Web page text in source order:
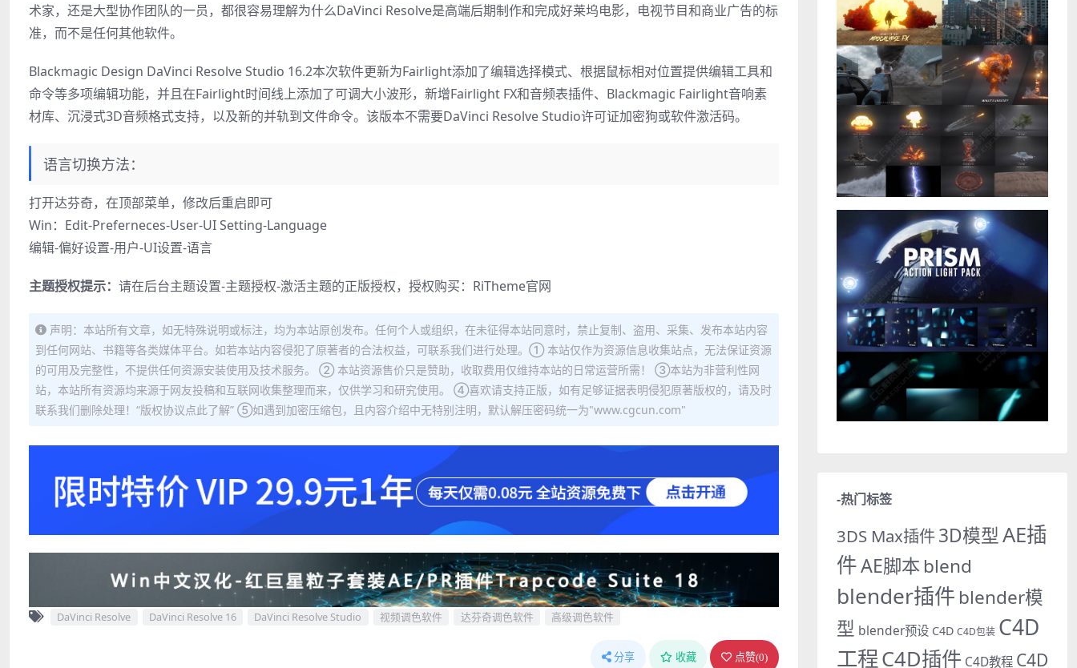
术家，还是大型协作团队的一员，都很容易理解为什么DaVinci Resolve是高端后期制作和完成好莱坞电影，电视节目和商业广告的标
准，而不是任何其他软件。
Blackmagic Design DaVinci Resolve Studio 16.2本次软件更新为Fairlight添加了编辑选择模式、根据鼠标相对位置提供编辑工具和
命令等多项编辑功能，并且在Fairlight时间线上添加了可调大小波形，新增Fairlight FX和音频表插件、Blackmagic Fairlight音响素
材库、沉浸式3D音频格式支持，以及新的并轨到文件命令。该版本不需要DaVinci Resolve Studio许可证加密狗或软件激活码。
语言切换方法：
打开达芬奇，在顶部菜单，修改后重启即可
Win：Edit-Preferneces-User-UI Setting-Language
编辑-偏好设置-用户-UI设置-语言
主题授权提示： 请在后台主题设置-主题授权-激活主题的正版授权，授权购买： RiTheme官网
声明：本站所有文章，如无特殊说明或标注，均为本站原创发布。任何个人或组织，在未征得本站同意时，禁止复制、盗用、采集、发布本站内容
到任何网站、书籍等各类媒体平台。如若本站内容侵犯了原著者的合法权益，可联系我们进行处理。① 本站仅作为资源信息收集站点，无法保证资源
的可用及完整性，不提供任何资源安装使用及技术服务。 ② 本站资源售价只是赞助，收取费用仅维持本站的日常运营所需！ ③本站为非营利性网
站，本站所有资源均来源于网友投稿和互联网收集整理而来，仅供学习和研究使用。 ④喜欢请支持正版，如有足够证据表明侵犯原著版权的，请及时
联系我们删除处理！“版权协议点此了解” ⑤如遇到加密压缩包，且内容介绍中无特别注明，默认解压密码统一为"www.cgcun.com"
DaVinci Resolve DaVinci Resolve 16 DaVinci Resolve Studio 视频调色软件 达芬奇调色软件 高级调色软件
分享 收藏 点赞(0)
-热门标签
3DS Max插件3D模型AE插
件AE脚本 blend
blender插件 blender模
型 blender预设 C4D C4D包装 C4D
工程C4D插件 C4D教程 C4D